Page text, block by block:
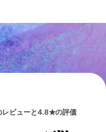
レビューと4.8★の評価